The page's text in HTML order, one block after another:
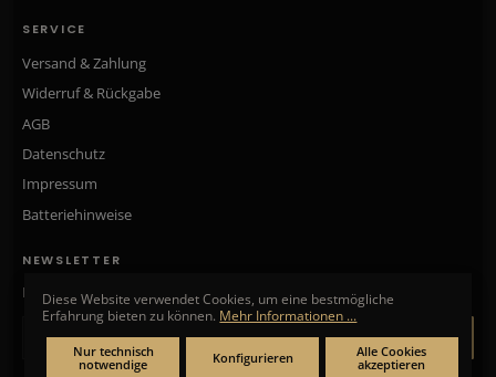
SERVICE
Versand & Zahlung
Widerruf & Rückgabe
AGB
Datenschutz
Impressum
Batteriehinweise
NEWSLETTER
Neue Kollektionen, exklusive Angebote & Aktionen direkt in Ihr Postfach.
ANMELDEN
Diese Website verwendet Cookies, um eine bestmögliche
Erfahrung bieten zu können. Mehr Informationen ...
Nur technisch
notwendige
Konfigurieren
Alle Cookies
akzeptieren